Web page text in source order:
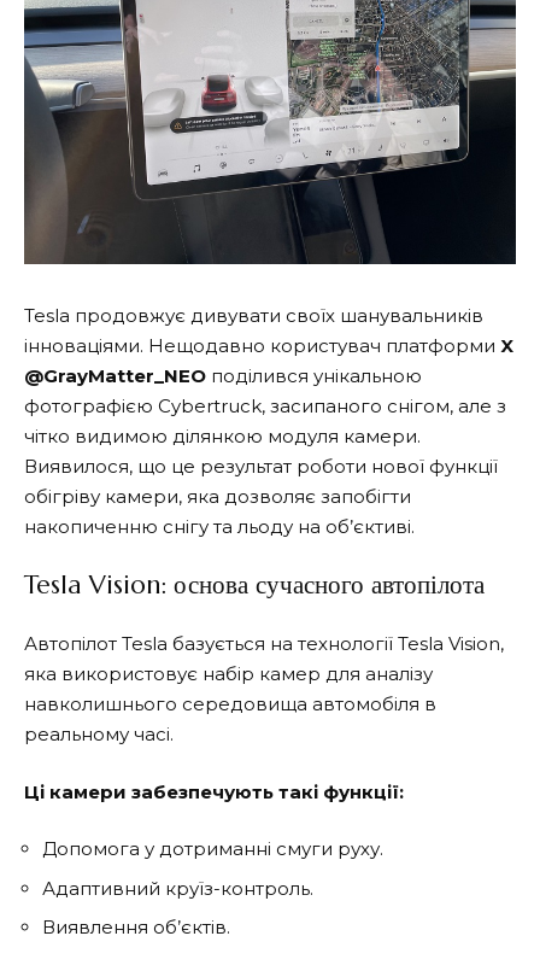
Tesla продовжує дивувати своїх шанувальників
інноваціями. Нещодавно користувач платформи X
@GrayMatter_NEO поділився унікальною
фотографією Cybertruck, засипаного снігом, але з
чітко видимою ділянкою модуля камери.
Виявилося, що це результат роботи нової функції
обігріву камери, яка дозволяє запобігти
накопиченню снігу та льоду на об’єктиві.
Tesla Vision: основа сучасного автопілота
Автопілот Tesla базується на технології Tesla Vision,
яка використовує набір камер для аналізу
навколишнього середовища автомобіля в
реальному часі.
Ці камери забезпечують такі функції:
Допомога у дотриманні смуги руху.
Адаптивний круїз-контроль.
Виявлення об’єктів.